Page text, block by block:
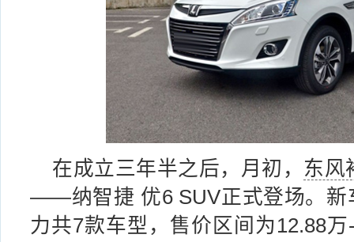
在成立三年半之后，月初， 东风
——纳智捷 优6 SUV正式登场。新
力共7款车型，售价区间为12.88